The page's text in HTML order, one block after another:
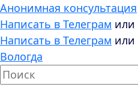
Анонимная консультация
Написать в Телеграм или
Написать в Телеграм или
Вологда